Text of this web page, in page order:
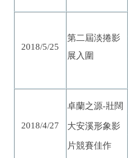
2018/5/25
第二屆淡捲影
展入圍
2018/4/27
卓蘭之源-壯闊
大安溪形象影
片競賽佳作